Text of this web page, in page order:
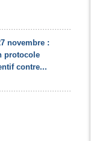
novembre :
protocole
contre...